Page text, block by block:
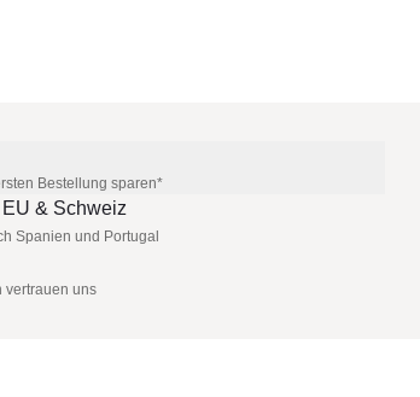
Bestellung sparen*
& Schweiz
Spanien und Portugal
vertrauen uns